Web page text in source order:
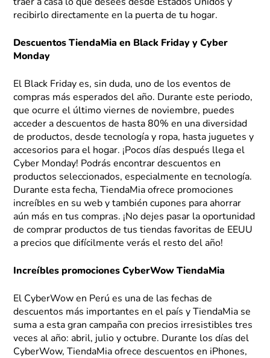
traer a casa lo que desees desde Estados Unidos y
recibirlo directamente en la puerta de tu hogar.
Descuentos TiendaMia en Black Friday y Cyber
Monday
El Black Friday es, sin duda, uno de los eventos de
compras más esperados del año. Durante este periodo,
que ocurre el último viernes de noviembre, puedes
acceder a descuentos de hasta 80% en una diversidad
de productos, desde tecnología y ropa, hasta juguetes y
accesorios para el hogar. ¡Pocos días después llega el
Cyber Monday! Podrás encontrar descuentos en
productos seleccionados, especialmente en tecnología.
Durante esta fecha, TiendaMia ofrece promociones
increíbles en su web y también cupones para ahorrar
aún más en tus compras. ¡No dejes pasar la oportunidad
de comprar productos de tus tiendas favoritas de EEUU
a precios que difícilmente verás el resto del año!
Increíbles promociones CyberWow TiendaMia
El CyberWow en Perú es una de las fechas de
descuentos más importantes en el país y TiendaMia se
suma a esta gran campaña con precios irresistibles tres
veces al año: abril, julio y octubre. Durante los días del
CyberWow, TiendaMia ofrece descuentos en iPhones,